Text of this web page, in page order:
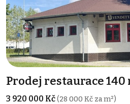
Prodej restaurace 140
3 920 000 Kč(28 000 Kč za m²)